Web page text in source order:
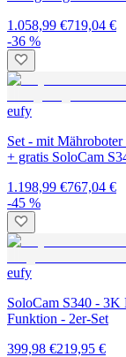
1.058,99 €719,04 €
-36 %
eufy
Set - mit
+ gratis SoloCam
1.198,99 €767,04 €
-45 %
eufy
SoloCam S340 -
Funktion - 2er-Set
399,98 €219,95 €